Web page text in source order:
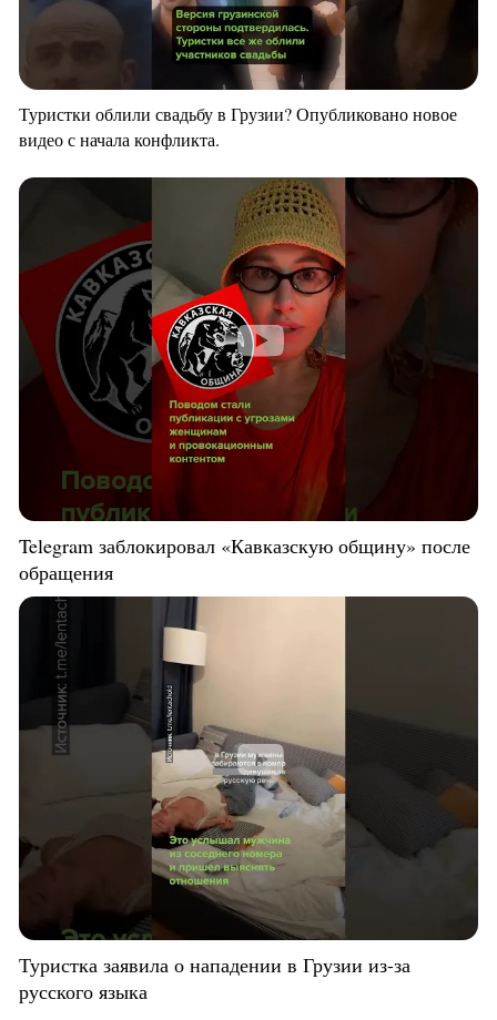
Туристки облили свадьбу в Грузии? Опубликовано новое
видео с начала конфликта.
Telegram заблокировал «Кавказскую общину» после
обращения
Туристка заявила о нападении в Грузии из-за
русского языка